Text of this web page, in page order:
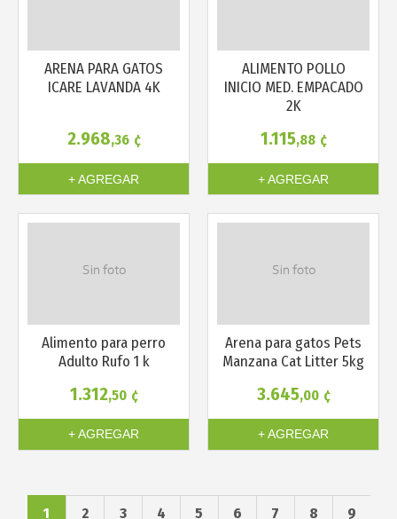
ARENA PARA GATOS
ICARE LAVANDA 4K
2.968,36 ¢
+ AGREGAR
ALIMENTO POLLO
INICIO MED. EMPACADO
2K
1.115,88 ¢
+ AGREGAR
Alimento para perro
Adulto Rufo 1 k
1.312,50 ¢
+ AGREGAR
Arena para gatos Pets
Manzana Cat Litter 5kg
3.645,00 ¢
+ AGREGAR
1 2 3 4 5 6 7 8 9